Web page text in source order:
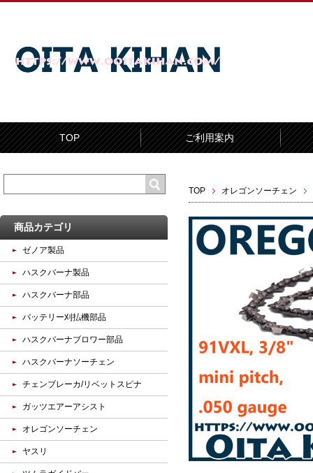
TOP ご利用案内
TOP オレゴンソーチェン
商品カテゴリ
ゼノア製品
ハスクバーナ製品
ハスクバーナ部品
バッテリー刈払機部品
ハスクバーナブロワー部品
ハスクバーナソーチェン
チェンブレーカ/リベットスピナ
ガッツエアーアシスト
オレゴンソーチェン
ヤスリ